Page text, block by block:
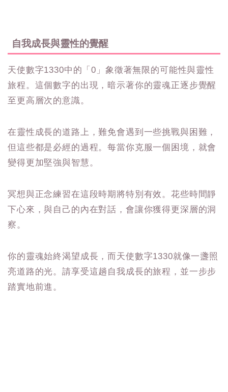
自我成長與靈性的覺醒
天使數字1330中的「0」象徵著無限的可能性與靈性
旅程。這個數字的出現，暗示著你的靈魂正逐步覺醒
至更高層次的意識。
在靈性成長的道路上，難免會遇到一些挑戰與困難，
但這些都是必經的過程。每當你克服一個困境，就會
變得更加堅強與智慧。
冥想與正念練習在這段時期將特別有效。花些時間靜
下心來，與自己的內在對話，會讓你獲得更深層的洞
察。
你的靈魂始終渴望成長，而天使數字1330就像一盞照
亮道路的光。請享受這趟自我成長的旅程，並一步步
踏實地前進。